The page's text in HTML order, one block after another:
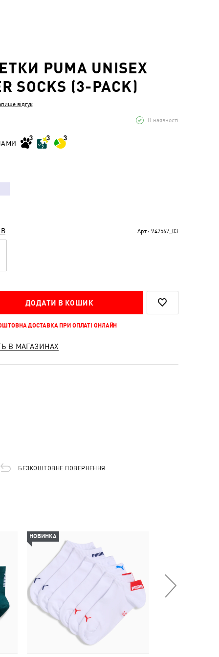
PUMA UNISEX
SOCKS (3-PACK)
відгук
В наявності
Арт.: 947567_03
ДОДАТИ В КОШИК
ДОСТАВКА ПРИ ОПЛАТІ ОНЛАЙН
В МАГАЗИНАХ
БЕЗКОШТОВНЕ ПОВЕРНЕННЯ
НОВИНКА